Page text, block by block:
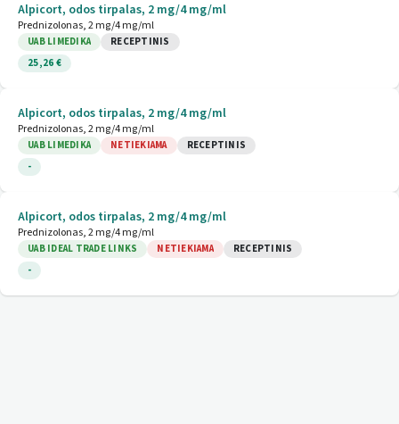
Alpicort, odos tirpalas, 2 mg/4 mg/ml
Prednizolonas, 2 mg/4 mg/ml
UAB LIMEDIKA
RECEPTINIS
25,26 €
Alpicort, odos tirpalas, 2 mg/4 mg/ml
Prednizolonas, 2 mg/4 mg/ml
UAB LIMEDIKA NETIEKIAMA
RECEPTINIS
-
Alpicort, odos tirpalas, 2 mg/4 mg/ml
Prednizolonas, 2 mg/4 mg/ml
UAB IDEAL TRADE LINKS NETIEKIAMA
RECEPTINIS
-